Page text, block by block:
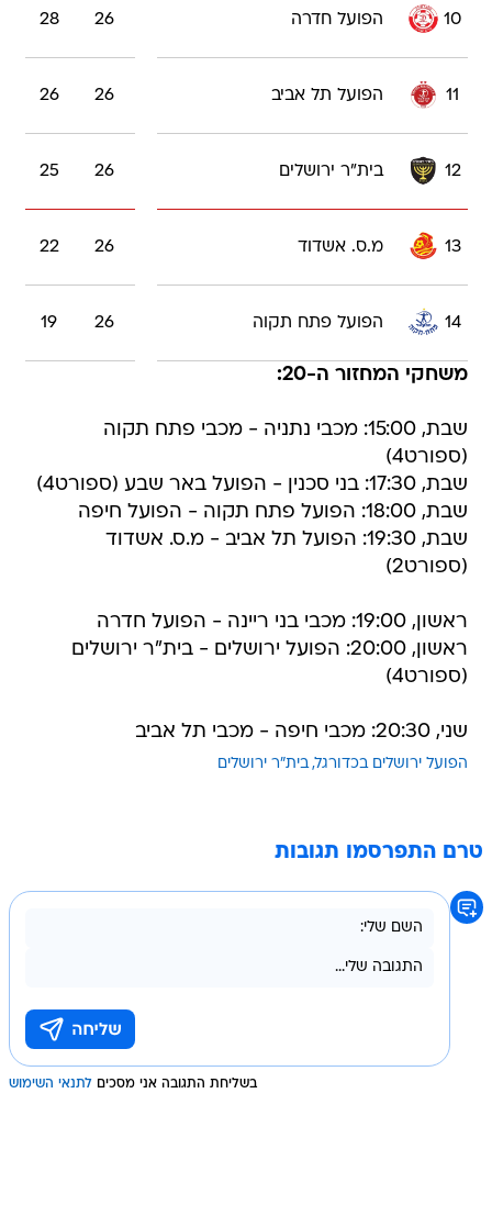
10 הפועל חדרה 26
28
11 הפועל תל אביב 26
26
12 בית"ר ירושלים 26
25
13 מ.ס. אשדוד 26
22
14 הפועל פתח תקוה 26
19
משחקי המחזור ה-20:
שבת, 15:00: מכבי נתניה - מכבי פתח תקוה
(ספורט4)
שבת, 17:30: בני סכנין - הפועל באר שבע (ספורט4)
שבת, 18:00: הפועל פתח תקוה - הפועל חיפה
שבת, 19:30: הפועל תל אביב - מ.ס. אשדוד
(ספורט2)
ראשון, 19:00: מכבי בני ריינה - הפועל חדרה
ראשון, 20:00: הפועל ירושלים - בית"ר ירושלים
(ספורט4)
שני, 20:30: מכבי חיפה - מכבי תל אביב
הפועל ירושלים בכדורגל בית"ר ירושלים
טרם התפרסמו תגובות
בשליחת התגובה אני מסכים לתנאי השימוש